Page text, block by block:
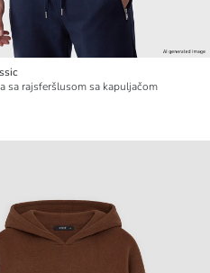
sa rajsferšlusom sa kapuljačom